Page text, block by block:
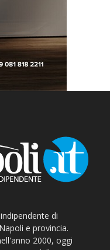
di
e provincia.
2000, oggi